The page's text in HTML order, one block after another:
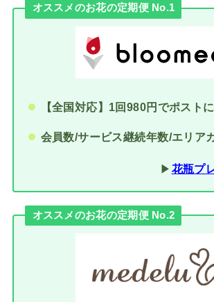
オススメのお花の定期便 No.1
【全国対応】1回980円でポスト
会員数/サービス継続年数/エリア
▶︎ 花瓶プ
オススメのお花の定期便 No.2